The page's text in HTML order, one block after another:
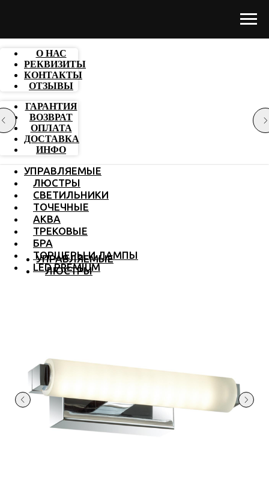
О НАС
РЕКВИЗИТЫ
КОНТАКТЫ
ОТЗЫВЫ
ГАРАНТИЯ
ВОЗВРАТ
ОПЛАТА
ДОСТАВКА
ИНФО
УПРАВЛЯЕМЫЕ
ЛЮСТРЫ
СВЕТИЛЬНИКИ
ТОЧЕЧНЫЕ
АКВА
ТРЕКОВЫЕ
БРА
ТОРШЕРЫ И ЛАМПЫ
LED PREMIUM
УПРАВЛЯЕМЫЕ
ЛЮСТРЫ